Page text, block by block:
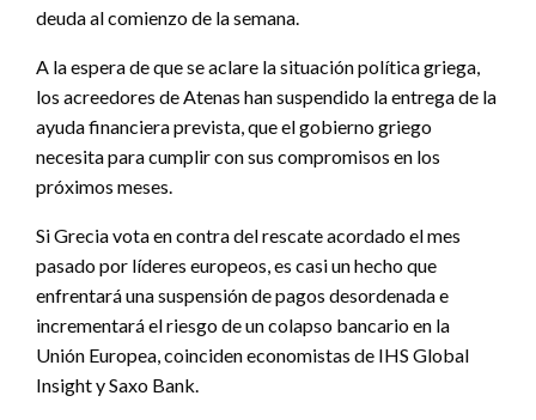
deuda al comienzo de la semana.
A la espera de que se aclare la situación política griega,
los acreedores de Atenas han suspendido la entrega de la
ayuda financiera prevista, que el gobierno griego
necesita para cumplir con sus compromisos en los
próximos meses.
Si Grecia vota en contra del rescate acordado el mes
pasado por líderes europeos, es casi un hecho que
enfrentará una suspensión de pagos desordenada e
incrementará el riesgo de un colapso bancario en la
Unión Europea, coinciden economistas de IHS Global
Insight y Saxo Bank.